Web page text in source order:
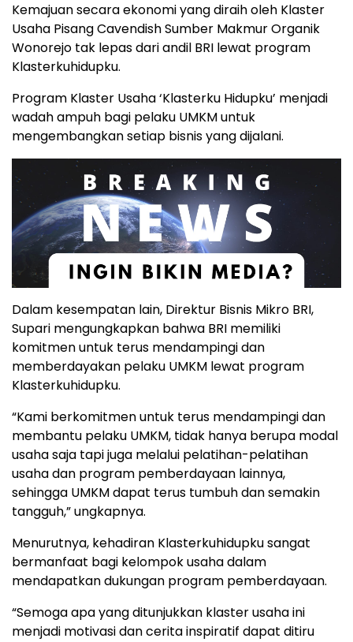
Kemajuan secara ekonomi yang diraih oleh Klaster
Usaha Pisang Cavendish Sumber Makmur Organik
Wonorejo tak lepas dari andil BRI lewat program
Klasterkuhidupku.
Program Klaster Usaha ‘Klasterku Hidupku’ menjadi
wadah ampuh bagi pelaku UMKM untuk
mengembangkan setiap bisnis yang dijalani.
Dalam kesempatan lain, Direktur Bisnis Mikro BRI,
Supari mengungkapkan bahwa BRI memiliki
komitmen untuk terus mendampingi dan
memberdayakan pelaku UMKM lewat program
Klasterkuhidupku.
“Kami berkomitmen untuk terus mendampingi dan
membantu pelaku UMKM, tidak hanya berupa modal
usaha saja tapi juga melalui pelatihan-pelatihan
usaha dan program pemberdayaan lainnya,
sehingga UMKM dapat terus tumbuh dan semakin
tangguh,” ungkapnya.
Menurutnya, kehadiran Klasterkuhidupku sangat
bermanfaat bagi kelompok usaha dalam
mendapatkan dukungan program pemberdayaan.
“Semoga apa yang ditunjukkan klaster usaha ini
menjadi motivasi dan cerita inspiratif dapat ditiru